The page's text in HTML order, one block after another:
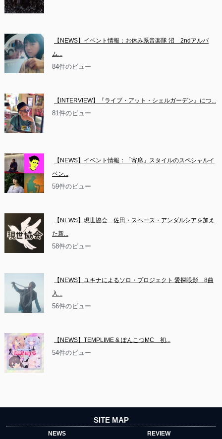
【NEWS】イベント情報：お休み系音楽隊 沼　2ndアルバ
ム...
84件のビュー
【INTERVIEW】『ライブ・アット・シェルガーデン』につ...
81件のビュー
【NEWS】イベント情報：「寄席」スタイルのスペシャルイ
ベン...
59件のビュー
【NEWS】現世協会　佐田・スペース・アンダルシアを加え
た新...
58件のビュー
【NEWS】ユキナによるソロ・プロジェクト 愛探眼影　8曲
入...
56件のビュー
【NEWS】TEMPLIME & ぽんこつMC　初...
54件のビュー
SITE MAP
NEWS REVIEW